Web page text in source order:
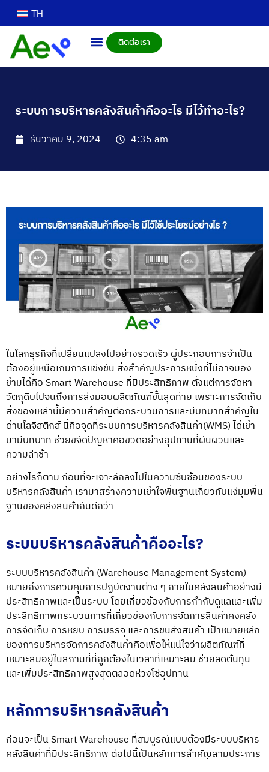
TH
ติดต่อเรา
ระบบการบริหารคลังสินค้าคืออะไร มีไว้ทำอะไร?
ธันวาคม 9, 2024 4:35 am
ในโลกธุรกิจที่เปลี่ยนแปลงไปอย่างรวดเร็ว ผู้ประกอบการจำเป็น
ต้องอยู่เหนือเกมการแข่งขัน สิ่งสำคัญประการหนึ่งที่ไม่อาจมอง
ข้ามได้คือSmart Warehouse ที่มีประสิทธิภาพ ตั้งแต่การจัดหา
วัตถุดิบไปจนถึงการส่งมอบผลิตภัณฑ์ขั้นสุดท้าย เพราะการจัดเก็บ
สิ่งของเหล่านี้มีความสำคัญต่อกระบวนการและมีบทบาทสำคัญใน
ด้านโลจิสติกส์ นี่คือจุดที่ระบบการบริหารคลังสินค้า(WMS) ได้เข้า
มามีบทบาท ช่วยขจัดปัญหาคอขวดอย่างอุปทานที่ผันผวนและ
ความล่าช้า
อย่างไรก็ตาม ก่อนที่จะเจาะลึกลงไปในความซับซ้อนของระบบ
บริหารคลังสินค้า เรามาสร้างความเข้าใจพื้นฐานเกี่ยวกับแง่มุมพื้น
ฐานของคลังสินค้ากันดีกว่า
ระบบบริหารคลังสินค้าคืออะไร?
ระบบบริหารคลังสินค้า (Warehouse Management System)
หมายถึงการควบคุมการปฏิบัติงานต่าง ๆ ภายในคลังสินค้าอย่างมี
ประสิทธิภาพและเป็นระบบ โดยเกี่ยวข้องกับการกำกับดูแลและเพิ่ม
ประสิทธิภาพกระบวนการที่เกี่ยวข้องกับการจัดการสินค้าคงคลัง
การจัดเก็บ การหยิบ การบรรจุ และการขนส่งสินค้า เป้าหมายหลัก
ของการบริหารจัดการคลังสินค้าคือเพื่อให้แน่ใจว่าผลิตภัณฑ์ที่
เหมาะสมอยู่ในสถานที่ที่ถูกต้องในเวลาที่เหมาะสม ช่วยลดต้นทุน
และเพิ่มประสิทธิภาพสูงสุดตลอดห่วงโซ่อุปทาน
หลักการบริหารคลังสินค้า
ก่อนจะเป็นSmart Warehouse ที่สมบูรณ์แบบต้องมีระบบบริหาร
คลังสินค้าที่มีประสิทธิภาพ ต่อไปนี้เป็นหลักการสำคัญสามประการ